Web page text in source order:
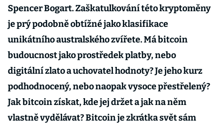
Spencer Bogart. Zaškatulkování této kryptoměny
je prý podobně obtížné jako klasifikace
unikátního australského zvířete. Má bitcoin
budoucnost jako prostředek platby, nebo
digitální zlato a uchovatel hodnoty? Je jeho kurz
podhodnocený, nebo naopak vysoce přestřelený?
Jak bitcoin získat, kde jej držet a jak na něm
vlastně vydělávat? Bitcoin je zkrátka svět sám